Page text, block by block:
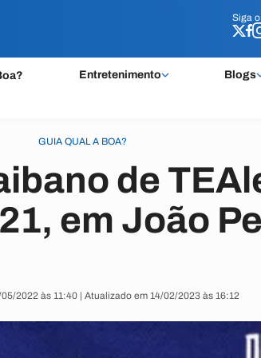
Siga o
Entretenimento Blogs
Siga o
GUIA QUAL A BOA?
de
em João
2022 às 11:40 | Atualizado em 14/02/2023 às 16:12